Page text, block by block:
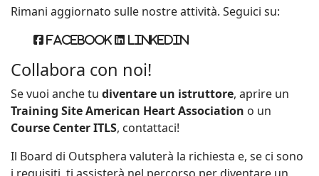
Rimani aggiornato sulle nostre attività. Seguici su:
Facebook Linkedin
Collabora con noi!
Se vuoi anche tu diventare un istruttore, aprire un
Training Site American Heart Association o un
Course Center ITLS, contattaci!
Il Board di Outsphera valuterà la richiesta e, se ci sono